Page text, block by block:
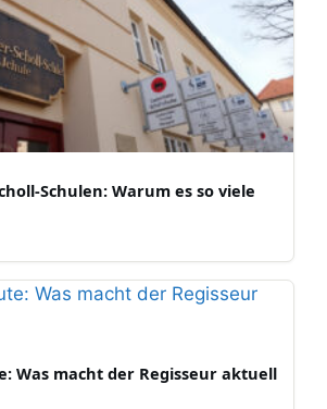
Schulen: Warum es so viele
Was macht der Regisseur aktuell